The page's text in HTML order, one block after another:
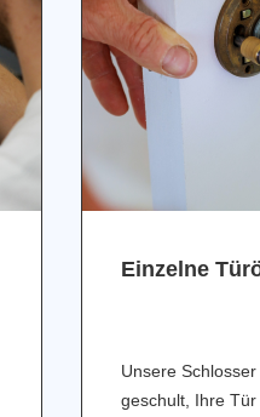
Einzelne
Unsere
geschult, Ihre